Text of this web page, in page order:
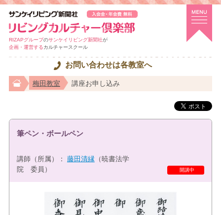
RIZAPグループのサンケイリビング新聞社が
企画・運営するカルチャースクール
お問い合わせは各教室へ
梅田教室 講座お申し込み
特選講座
開講中
筆ペン・ボールペン
講師（所属）： 藤田清縁 （暁書法学
院 委員）